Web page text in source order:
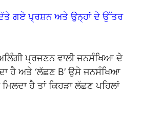
ਗਏ ਪ੍ਰਸ਼ਨ ਅਤੇ ਉਨ੍ਹਾਂ ਦੇ ਉੱਤਰ
ਪ੍ਰਜਣਨ ਵਾਲੀ ਜਨਸੰਖਿਆ ਦੇ
ਹੈ ਅਤੇ ‘ਲੱਛਣ B’ ਉਸੇ ਜਨਸੰਖਿਆ
ਮਿਲਦਾ ਹੈ ਤਾਂ ਕਿਹੜਾ ਲੱਛਣ ਪਹਿਲਾਂ